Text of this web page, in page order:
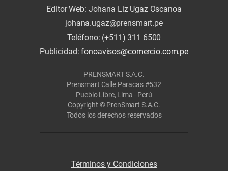
Editor Web: Johana Liz Ugaz Oscanoa
johana.ugaz@prensmart.pe
Teléfono: (+511) 311 6500
Publicidad:fonoavisos@comercio.com.pe
PRENSMART S.A.C.
Prensmart Calle Paracas #532
Pueblo Libre, Lima - Perú
Copyright © PrenSmart S.A.C.
Todos los derechos reservados
Términos y Condiciones